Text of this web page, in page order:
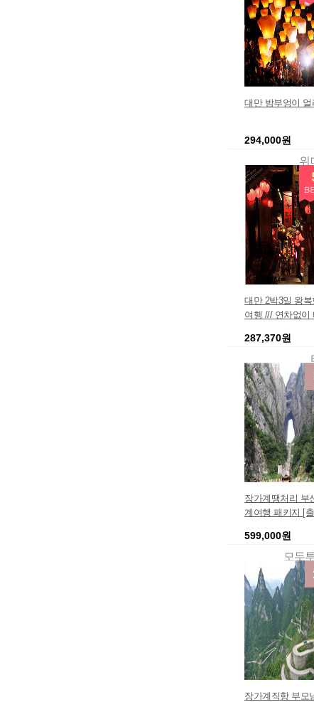
대만 밤부엉이 얼
294,000원
위
대만 2박3일 왕
여행 /// 연차없이
287,370원
장가계땡처리 부
계여행 패키지 [
과일도시락 좌석
여행비용 힐링특
599,000원
장가계직항 부모